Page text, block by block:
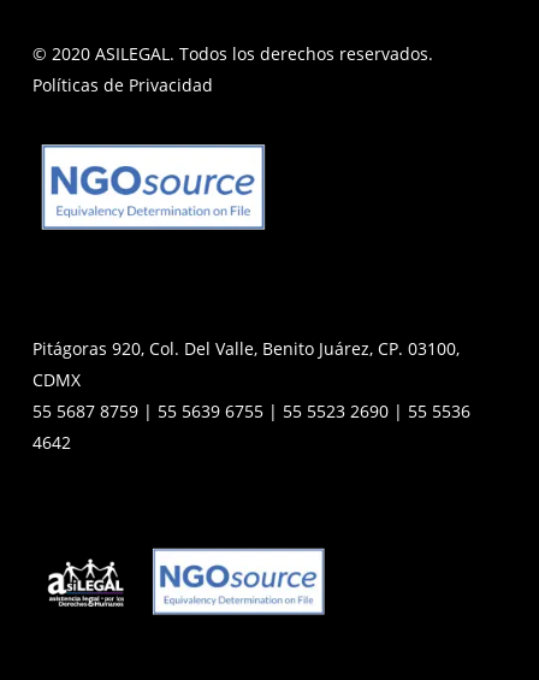
© 2020 ASILEGAL. Todos los derechos reservados.
Políticas de Privacidad
Pitágoras 920, Col. Del Valle, Benito Juárez, CP. 03100,
CDMX
55 5687 8759 | 55 5639 6755 | 55 5523 2690 | 55 5536
4642